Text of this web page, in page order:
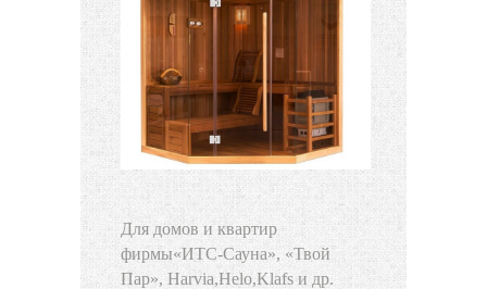
Для домов и квартир
фирмы«ИТС-Сауна», «Твой
Пар», Harvia,Helo,Klafs и др.